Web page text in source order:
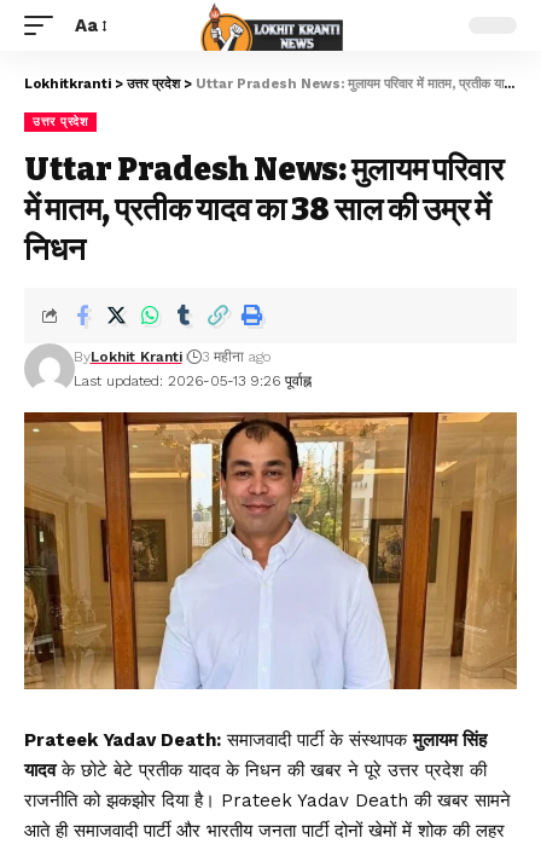
Aa
Lokhitkranti >उत्तर प्रदेश> Uttar Pradesh News: मुलायम परिवार में मातम, प्रतीक यादव का 38 साल की उम्र में निधन
उत्तर प्रदेश
Uttar Pradesh News: मुलायम परिवार
में मातम, प्रतीक यादव का 38 साल की उम्र में
निधन
Last updated: 2026-05-13 9:26 पूर्वाह्न
ByLokhit Kranti 3 महीना ago
Prateek Yadav Death: समाजवादी पार्टी के संस्थापकमुलायम सिंह
यादवके छोटे बेटे प्रतीक यादव के निधन की खबर ने पूरे उत्तर प्रदेश की
राजनीति को झकझोर दिया है। Prateek Yadav Death की खबर सामने
आते ही समाजवादी पार्टी और भारतीय जनता पार्टी दोनों खेमों में शोक की लहर